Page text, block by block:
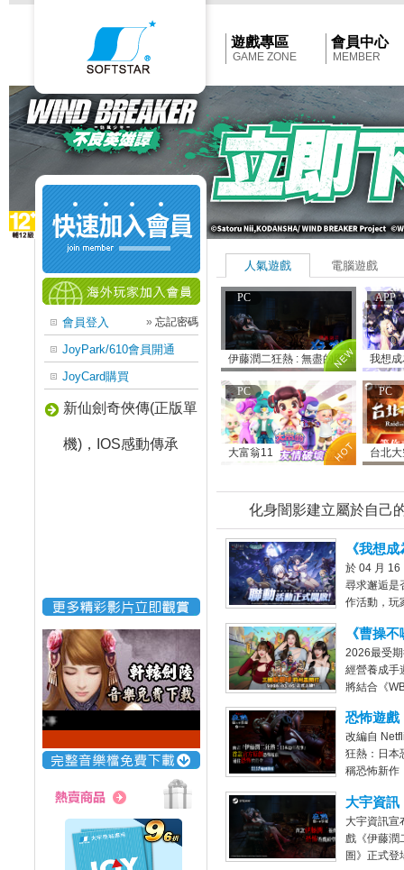
Softstar
遊戲專區
GAME ZONE
會員中心
MEMBER
會員登入 » 忘記密碼
JoyPark/610會員開通
JoyCard購買
新仙劍奇俠傳(正版單
機)，IOS感動傳承
律訴心事
人氣遊戲 電腦遊戲
伊藤潤二狂熱 : 無盡的囹圄
PC
我想
APP
大富翁11
PC
台北
PC
化身闇影建立屬於自己
《我想
×《在地
否搞錯了
於 04 月 16
尋求邂逅是
作活動，玩
勵。
《曹操
哨戰！三
紅白藍女
2026最受
經營養成手
將結合《
「三國荊州
恐怖遊戲
熱：無盡
Steam
改編自
狂熱：日本
稱恐怖新作
正式在
市期間祭出
大宇資訊
熱：無盡
Steam
大宇資訊宣
戲《伊藤潤
圄》正式登